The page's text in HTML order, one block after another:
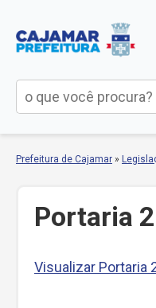
Prefeitura de Cajamar »
Portaria
Visualizar Portaria